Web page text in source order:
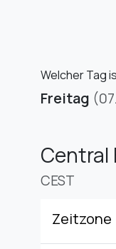
Welcher Tag
Freitag
Central
CEST
Zeitzone